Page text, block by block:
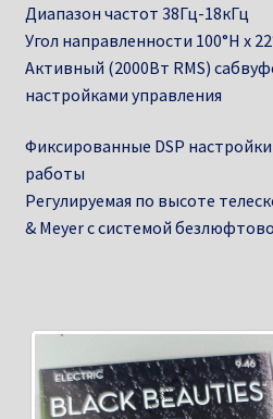
Диапазон частот 38Гц-18кГц
Угол направленности 100°H x
Активный (2000Вт RMS)
настройками управления
Фиксированные DSP
работы
Регулируемая по высоте
& Meyer с системой